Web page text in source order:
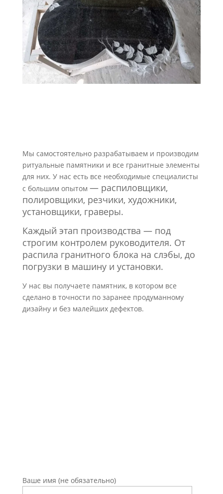
Мы самостоятельно разрабатываем и производим
ритуальные памятники и все гранитные элементы
для них. У нас есть все необходимые специалисты
с большим опытом — распиловщики,
полировщики, резчики, художники,
установщики, граверы.
Каждый этап производства — под
строгим контролем руководителя. От
распила гранитного блока на слэбы, до
погрузки в машину и установки.
У нас вы получаете памятник, в котором все
сделано в точности по заранее продуманному
дизайну и без малейших дефектов.
Ваше имя (не обязательно)